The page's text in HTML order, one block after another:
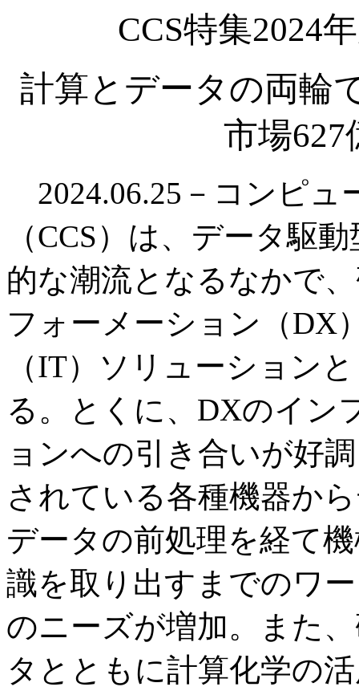
CCS特集2024
計算とデータの両輪
市場627
2024.06.25－コンピュ
（CCS）は、データ駆
的な潮流となるなかで
フォーメーション（DX
（IT）ソリューション
る。とくに、DXのイン
ョンへの引き合いが好
されている各種機器か
データの前処理を経て
識を取り出すまでのワ
のニーズが増加。また
タとともに計算化学の